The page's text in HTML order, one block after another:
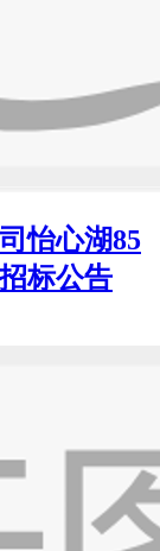
怡心湖85
标公告